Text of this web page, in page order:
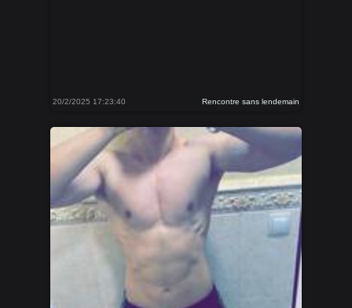
20/2/2025 17:23:40 Rencontre sans lendemain